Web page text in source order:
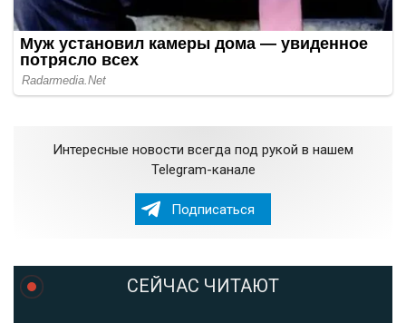
Интересные новости всегда под рукой в нашем
Telegram-канале
Подписаться
СЕЙЧАС ЧИТАЮТ